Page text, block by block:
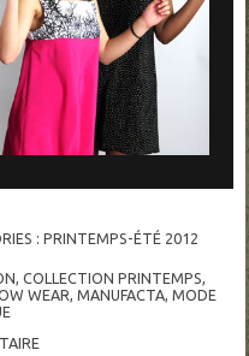
: PRINTEMPS-ÉTÉ 2012
,COLLECTION PRINTEMPS,
WEAR,MANUFACTA,MODE